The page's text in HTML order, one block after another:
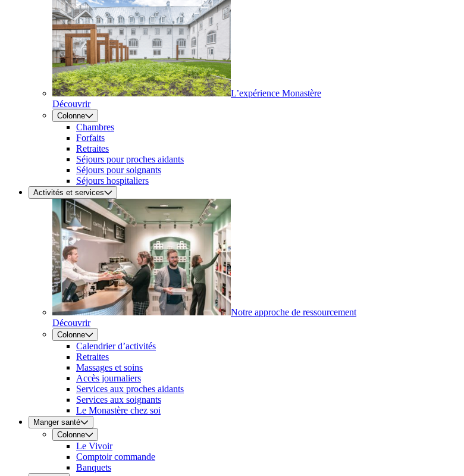
L’expérience Monastère
Découvrir
Colonne
Chambres
Forfaits
Retraites
Séjours pour proches aidants
Séjours pour soignants
Séjours hospitaliers
Activités et services
Notre approche de ressourcement
Découvrir
Colonne
Calendrier d’activités
Retraites
Massages et soins
Accès journaliers
Services aux proches aidants
Services aux soignants
Le Monastère chez soi
Manger santé
Colonne
Le Vivoir
Comptoir commande
Banquets